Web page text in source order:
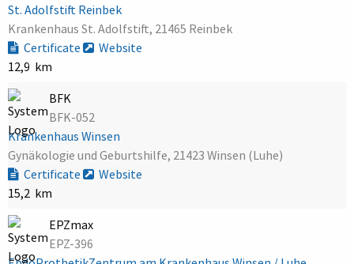
St. Adolfstift Reinbek
Krankenhaus St. Adolfstift, 21465 Reinbek
Certificate
Website
12,9 km
BFK
BFK-052
Krankenhaus Winsen
Gynäkologie und Geburtshilfe, 21423 Winsen (Luhe)
Certificate
Website
15,2 km
EPZmax
EPZ-396